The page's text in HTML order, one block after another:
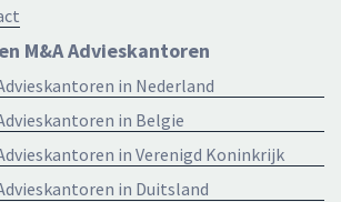
M&A Advieskantoren
in Nederland
in Belgie
in Verenigd Koninkrijk
in Duitsland